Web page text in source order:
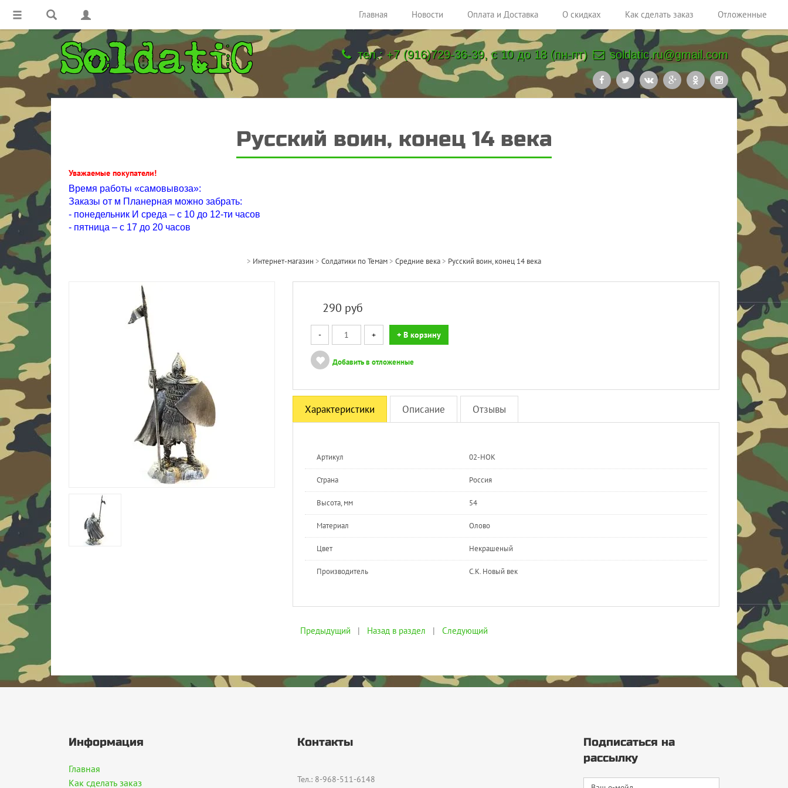
Главная Новости Оплата и Доставка О скидках Как сделать заказ Отложенные
тел.: +7 (916)729-36-39, с 10 до 18 (пн-пт) soldatic.ru@gmail.com
Русский воин, конец 14 века
Уважаемые покупатели!
Время работы «самовывоза»:
Заказы от м Планерная можно забрать:
- понедельник И среда – с 10 до 12-ти часов
- пятница – с 17 до 20 часов
> Интернет-магазин > Солдатики по Темам > Средние века > Русский воин, конец 14 века
290 руб
- + + В корзину
Добавить в отложенные
Характеристики Описание Отзывы
Артикул 02-НОК
Страна Россия
Высота, мм 54
Материал Олово
Цвет Некрашеный
Производитель С.К. Новый век
Предыдущий | Назад в раздел | Следующий
Информация
Главная
Как сделать заказ
Контакты
Тел.: 8-968-511-6148
Подписаться на
рассылку